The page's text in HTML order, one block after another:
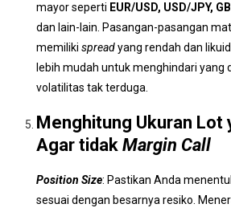
mayor seperti EUR/USD, USD/JPY,
dan lain-lain. Pasangan-pasangan
memiliki spreadyang rendah dan
lebih mudah untuk menghindari yang
volatilitas tak terduga.
Menghitung Ukuran Lot
Agar tidak Margin Call
Position Size: Pastikan Anda
sesuai dengan besarnya resiko.